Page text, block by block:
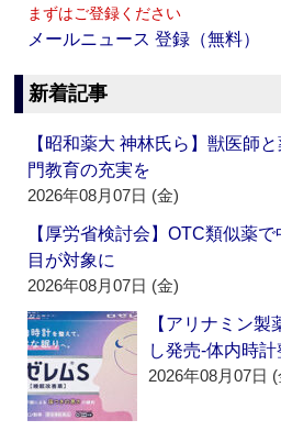
まずはご登録ください
メールニュース 登録（無料）
新着記事
【昭和薬大 神林氏ら】獣医師
門教育の充実を
2026年08月07日 (金)
【厚労省検討会】OTC類似薬
目が対象に
2026年08月07日 (金)
【アリナミン
し発売‐体内時
2026年08月07日 (